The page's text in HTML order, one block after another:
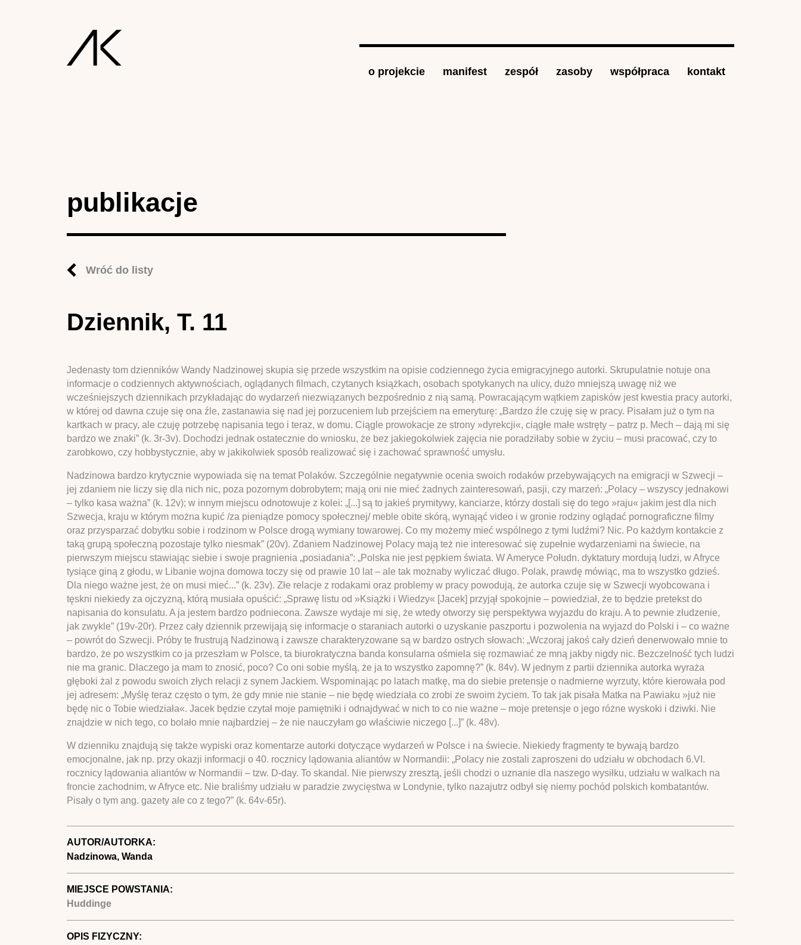
o projekcie manifest zespół zasoby współpraca kontakt
publikacje
Wróć do listy
Dziennik, T. 11
Jedenasty tom dzienników Wandy Nadzinowej skupia się przede wszystkim na opisie codziennego życia emigracyjnego autorki. Skrupulatnie notuje ona
informacje o codziennych aktywnościach, oglądanych filmach, czytanych książkach, osobach spotykanych na ulicy, dużo mniejszą uwagę niż we
wcześniejszych dziennikach przykładając do wydarzeń niezwiązanych bezpośrednio z nią samą. Powracającym wątkiem zapisków jest kwestia pracy autorki,
w której od dawna czuje się ona źle, zastanawia się nad jej porzuceniem lub przejściem na emeryturę: „Bardzo źle czuję się w pracy. Pisałam już o tym na
kartkach w pracy, ale czuję potrzebę napisania tego i teraz, w domu. Ciągle prowokacje ze strony »dyrekcji«, ciągłe małe wstręty – patrz p. Mech – dają mi się
bardzo we znaki” (k. 3r-3v). Dochodzi jednak ostatecznie do wniosku, że bez jakiegokolwiek zajęcia nie poradziłaby sobie w życiu – musi pracować, czy to
zarobkowo, czy hobbystycznie, aby w jakikolwiek sposób realizować się i zachować sprawność umysłu.
Nadzinowa bardzo krytycznie wypowiada się na temat Polaków. Szczególnie negatywnie ocenia swoich rodaków przebywających na emigracji w Szwecji –
jej zdaniem nie liczy się dla nich nic, poza pozornym dobrobytem; mają oni nie mieć żadnych zainteresowań, pasji, czy marzeń: „Polacy – wszyscy jednakowi
– tylko kasa ważna” (k. 12v); w innym miejscu odnotowuje z kolei: „[...] są to jakieś prymitywy, kanciarze, którzy dostali się do tego »raju« jakim jest dla nich
Szwecja, kraju w którym można kupić /za pieniądze pomocy społecznej/ meble obite skórą, wynająć video i w gronie rodziny oglądać pornograficzne filmy
oraz przysparzać dobytku sobie i rodzinom w Polsce drogą wymiany towarowej. Co my możemy mieć wspólnego z tymi ludźmi? Nic. Po każdym kontakcie z
taką grupą społeczną pozostaje tylko niesmak” (20v). Zdaniem Nadzinowej Polacy mają też nie interesować się zupełnie wydarzeniami na świecie, na
pierwszym miejscu stawiając siebie i swoje pragnienia „posiadania”: „Polska nie jest pępkiem świata. W Ameryce Połudn. dyktatury mordują ludzi, w Afryce
tysiące giną z głodu, w Libanie wojna domowa toczy się od prawie 10 lat – ale tak możnaby wyliczać długo. Polak, prawdę mówiąc, ma to wszystko gdzieś.
Dla niego ważne jest, że on musi mieć...” (k. 23v). Złe relacje z rodakami oraz problemy w pracy powodują, że autorka czuje się w Szwecji wyobcowana i
tęskni niekiedy za ojczyzną, którą musiała opuścić: „Sprawę listu od »Książki i Wiedzy« [Jacek] przyjął spokojnie – powiedział, że to będzie pretekst do
napisania do konsulatu. A ja jestem bardzo podniecona. Zawsze wydaje mi się, że wtedy otworzy się perspektywa wyjazdu do kraju. A to pewnie złudzenie,
jak zwykle” (19v-20r). Przez cały dziennik przewijają się informacje o staraniach autorki o uzyskanie paszportu i pozwolenia na wyjazd do Polski i – co ważne
– powrót do Szwecji. Próby te frustrują Nadzinową i zawsze charakteryzowane są w bardzo ostrych słowach: „Wczoraj jakoś cały dzień denerwowało mnie to
bardzo, że po wszystkim co ja przeszłam w Polsce, ta biurokratyczna banda konsularna ośmiela się rozmawiać ze mną jakby nigdy nic. Bezczelność tych ludzi
nie ma granic. Dlaczego ja mam to znosić, poco? Co oni sobie myślą, że ja to wszystko zapomnę?” (k. 84v). W jednym z partii dziennika autorka wyraża
głęboki żal z powodu swoich złych relacji z synem Jackiem. Wspominając po latach matkę, ma do siebie pretensje o nadmierne wyrzuty, które kierowała pod
jej adresem: „Myślę teraz często o tym, że gdy mnie nie stanie – nie będę wiedziała co zrobi ze swoim życiem. To tak jak pisała Matka na Pawiaku »już nie
będę nic o Tobie wiedziała«. Jacek będzie czytał moje pamiętniki i odnajdywać w nich to co nie ważne – moje pretensje o jego różne wyskoki i dziwki. Nie
znajdzie w nich tego, co bolało mnie najbardziej – że nie nauczyłam go właściwie niczego [...]” (k. 48v).
W dzienniku znajdują się także wypiski oraz komentarze autorki dotyczące wydarzeń w Polsce i na świecie. Niekiedy fragmenty te bywają bardzo
emocjonalne, jak np. przy okazji informacji o 40. rocznicy lądowania aliantów w Normandii: „Polacy nie zostali zaproszeni do udziału w obchodach 6.VI.
rocznicy lądowania aliantów w Normandii – tzw. D-day. To skandal. Nie pierwszy zresztą, jeśli chodzi o uznanie dla naszego wysiłku, udziału w walkach na
froncie zachodnim, w Afryce etc. Nie braliśmy udziału w paradzie zwycięstwa w Londynie, tylko nazajutrz odbył się niemy pochód polskich kombatantów.
Pisały o tym ang. gazety ale co z tego?” (k. 64v-65r).
AUTOR/AUTORKA:
Nadzinowa, Wanda
MIEJSCE POWSTANIA:
Huddinge
OPIS FIZYCZNY: